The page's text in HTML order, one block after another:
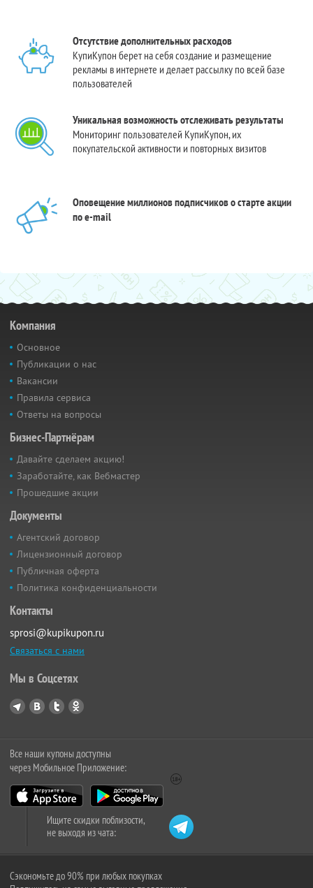
Отсутствие дополнительных расходов
КупиКупон берет на себя создание и размещение
рекламы в интернете и делает рассылку по всей базе
пользователей
Уникальная возможность отслеживать результаты
Мониторинг пользователей КупиКупон, их
покупательской активности и повторных визитов
Оповещение миллионов подписчиков о старте акции
по e-mail
Компания
Основное
Публикации о нас
Вакансии
Правила сервиса
Ответы на вопросы
Бизнес-Партнёрам
Давайте сделаем акцию!
Заработайте, как Вебмастер
Прошедшие акции
Документы
Агентский договор
Лицензионный договор
Публичная оферта
Политика конфиденциальности
Контакты
sprosi@kupikupon.ru
Связаться с нами
Мы в Соцсетях
Все наши купоны доступны
через Мобильное Приложение:
Ищите скидки поблизости,
не выходя из чата:
Сэкономьте до 90% при любых покупках